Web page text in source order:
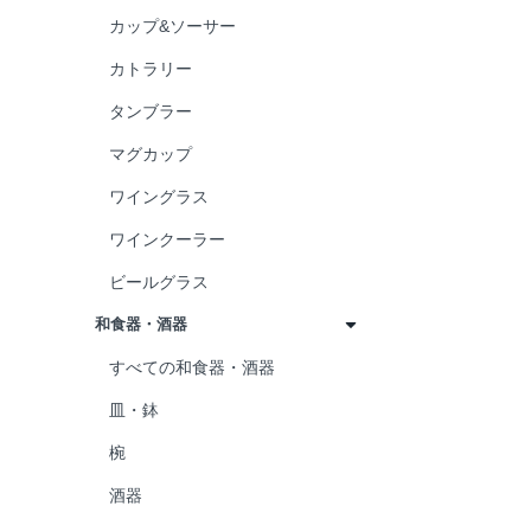
アウトドア
カップ&ソーサー
カトラリー
タンブラー
マグカップ
ワイングラス
ワインクーラー
ビールグラス
和食器・酒器
すべての和食器・酒器
皿・鉢
椀
酒器